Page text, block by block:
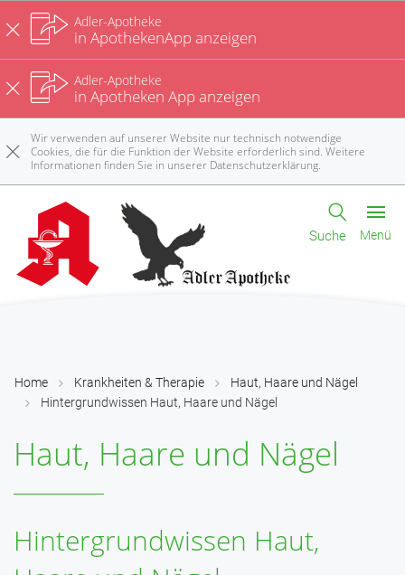
Adler-Apotheke
in ApothekenApp anzeigen
Adler-Apotheke
in Apotheken App anzeigen
Wir verwenden auf unserer Website nur technisch notwendige
Cookies, die für die Funktion der Website erforderlich sind. Weitere
Informationen finden Sie in unserer Datenschutzerklärung.
Suche Menü
Home Krankheiten & Therapie
Haut, Haare und Nägel
Hintergrundwissen Haut, Haare und Nägel
Haut, Haare und Nägel
Hintergrundwissen Haut,